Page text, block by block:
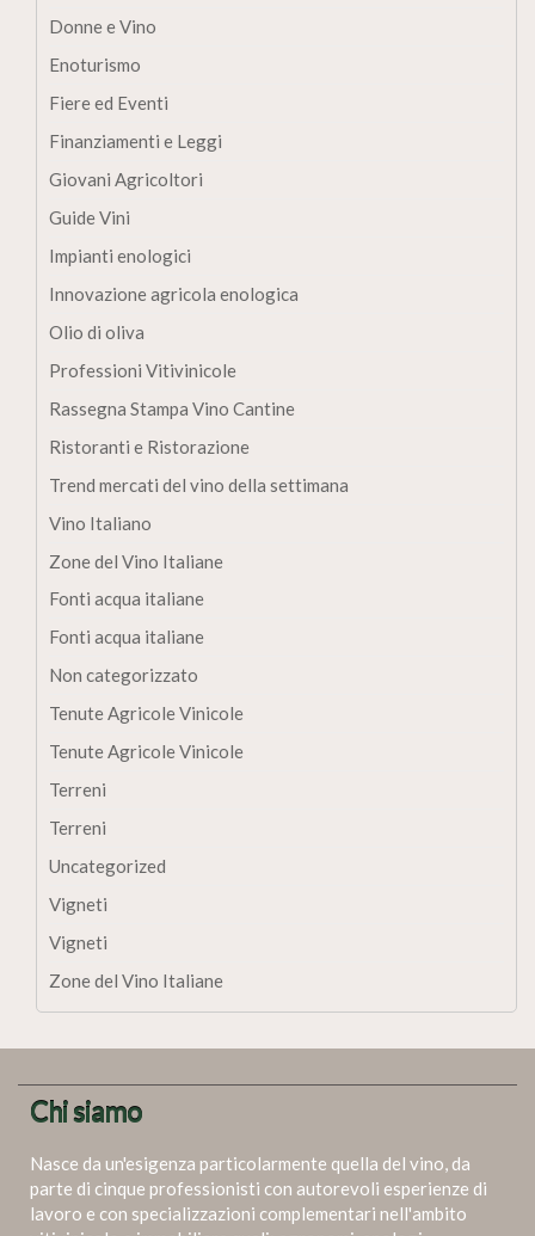
Donne e Vino
Enoturismo
Fiere ed Eventi
Finanziamenti e Leggi
Giovani Agricoltori
Guide Vini
Impianti enologici
Innovazione agricola enologica
Olio di oliva
Professioni Vitivinicole
Rassegna Stampa Vino Cantine
Ristoranti e Ristorazione
Trend mercati del vino della settimana
Vino Italiano
Zone del Vino Italiane
Fonti acqua italiane
Fonti acqua italiane
Non categorizzato
Tenute Agricole Vinicole
Tenute Agricole Vinicole
Terreni
Terreni
Uncategorized
Vigneti
Vigneti
Zone del Vino Italiane
Chi siamo
Nasce da un'esigenza particolarmente quella del vino, da
parte di cinque professionisti con autorevoli esperienze di
lavoro e con specializzazioni complementari nell'ambito